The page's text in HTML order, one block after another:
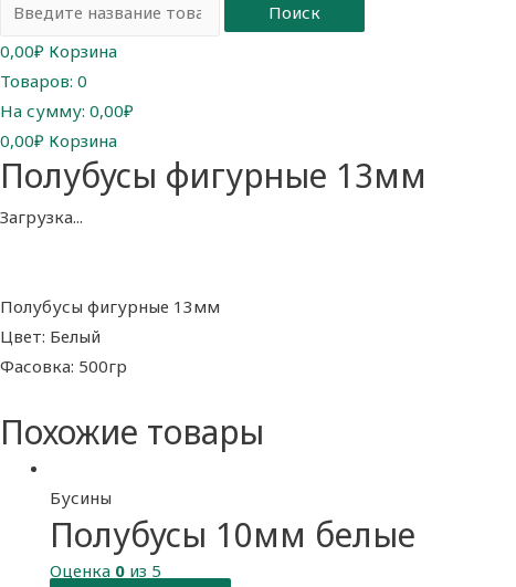
Поиск
0,00₽ Корзина
Товаров: 0
На сумму: 0,00₽
0,00₽ Корзина
Полубусы фигурные 13мм
Загрузка...
Полубусы фигурные 13мм
Цвет: Белый
Фасовка: 500гр
Похожие товары
Бусины
Полубусы 10мм белые
Оценка 0 из 5